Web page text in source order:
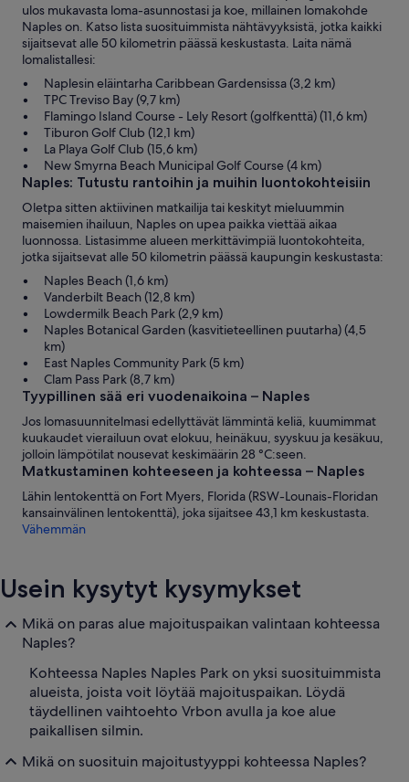
ulos mukavasta loma-asunnostasi ja koe, millainen lomakohde
Naples on. Katso lista suosituimmista nähtävyyksistä, jotka kaikki
sijaitsevat alle 50 kilometrin päässä keskustasta. Laita nämä
lomalistallesi:
Naplesin eläintarha Caribbean Gardensissa (3,2 km)
TPC Treviso Bay (9,7 km)
Flamingo Island Course - Lely Resort (golfkenttä) (11,6 km)
Tiburon Golf Club (12,1 km)
La Playa Golf Club (15,6 km)
New Smyrna Beach Municipal Golf Course (4 km)
Naples: Tutustu rantoihin ja muihin luontokohteisiin
Oletpa sitten aktiivinen matkailija tai keskityt mieluummin
maisemien ihailuun, Naples on upea paikka viettää aikaa
luonnossa. Listasimme alueen merkittävimpiä luontokohteita,
jotka sijaitsevat alle 50 kilometrin päässä kaupungin keskustasta:
Naples Beach (1,6 km)
Vanderbilt Beach (12,8 km)
Lowdermilk Beach Park (2,9 km)
Naples Botanical Garden (kasvitieteellinen puutarha) (4,5
km)
East Naples Community Park (5 km)
Clam Pass Park (8,7 km)
Tyypillinen sää eri vuodenaikoina – Naples
Jos lomasuunnitelmasi edellyttävät lämmintä keliä, kuumimmat
kuukaudet vierailuun ovat elokuu, heinäkuu, syyskuu ja kesäkuu,
jolloin lämpötilat nousevat keskimäärin 28 °C:seen.
Matkustaminen kohteeseen ja kohteessa – Naples
Lähin lentokenttä on Fort Myers, Florida (RSW-Lounais-Floridan
kansainvälinen lentokenttä), joka sijaitsee 43,1 km keskustasta.
Vähemmän
Usein kysytyt kysymykset
Mikä on paras alue majoituspaikan valintaan kohteessa
Naples?
Kohteessa Naples Naples Park on yksi suosituimmista
alueista, joista voit löytää majoituspaikan. Löydä
täydellinen vaihtoehto Vrbon avulla ja koe alue
paikallisen silmin.
Mikä on suosituin majoitustyyppi kohteessa Naples?